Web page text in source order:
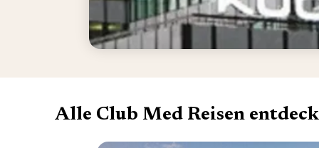
Alle Club Med Reisen